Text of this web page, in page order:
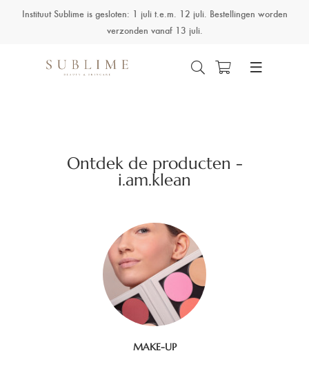
Instituut Sublime is gesloten: 1 juli t.e.m. 12 juli. Bestellingen worden
verzonden vanaf 13 juli.
Ontdek de producten -
i.am.klean
MAKE-UP